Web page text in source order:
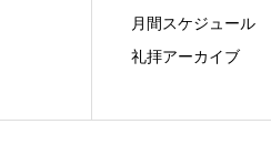
月間スケジュール
礼拝アーカイブ